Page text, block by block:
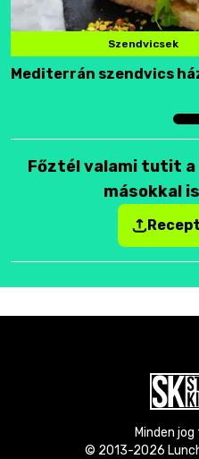
Szendvicsek
Mediterrán szendvics
Főztél valami tutit a
másokkal
Minden
© 2013-2026